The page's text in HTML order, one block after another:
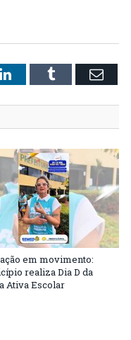
LinkedInTumblr Email
em movimento:
realiza Dia D da
Ativa Escolar